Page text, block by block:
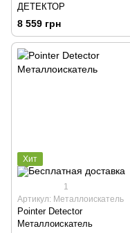
ДЕТЕКТОР
8 559 грн
Хит
1
Артикул: Металлоискатель
Pointer Detector
Металлоискатель